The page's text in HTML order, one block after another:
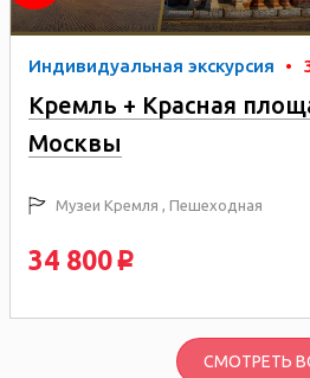
Индивидуальная экскурсия •
Кремль + Красная
Москвы
Музеи Кремля , Пешеходная
34 800 p
СМОТРЕТЬ